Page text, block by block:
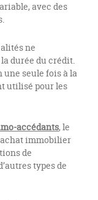
avec des
ne
durée du crédit.
une seule fois à la
utilisé pour les
accédants, le
immobilier
de
types de